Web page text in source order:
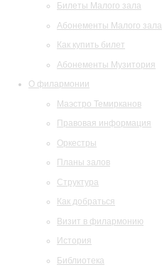
Билеты Малого зала
Абонементы Малого зала
Как купить билет
Абонементы Музитория
О филармонии
Маэстро Темирканов
Правовая информация
Оркестры
Планы залов
Структура
Как добраться
Визит в филармонию
История
Библиотека